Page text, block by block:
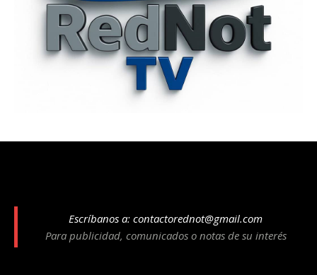
Escríbanos a: contactorednot@gmail.com
Para publicidad, comunicados o notas de su interés